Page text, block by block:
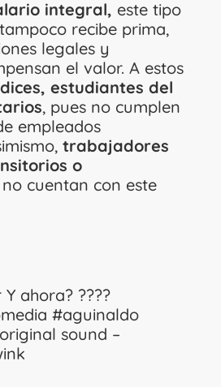
integral, este tipo
recibe prima,
legales y
el valor. A estos
estudiantes del
, pues no cumplen
empleados
trabajadores
o
no cuentan con este
Y ahora? ????
#aguinaldo
sound –